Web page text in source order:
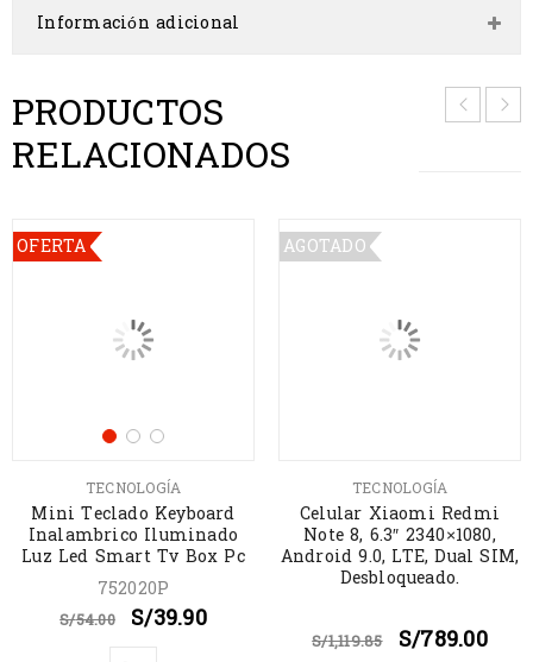
Información adicional
PRODUCTOS
RELACIONADOS
OFERTA
TECNOLOGÍA
Mini Teclado Keyboard
Inalambrico Iluminado
Luz Led Smart Tv Box Pc
752020P
S/54.00 S/39.90
AGOTADO
TECNOLOGÍA
Celular Xiaomi Redmi
Note 8, 6.3″ 2340×1080,
Android 9.0, LTE, Dual SIM,
Desbloqueado.
S/1,119.85 S/789.00